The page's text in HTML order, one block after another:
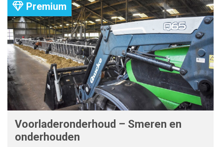
Premium
Voorladeronderhoud – Smeren en
onderhouden